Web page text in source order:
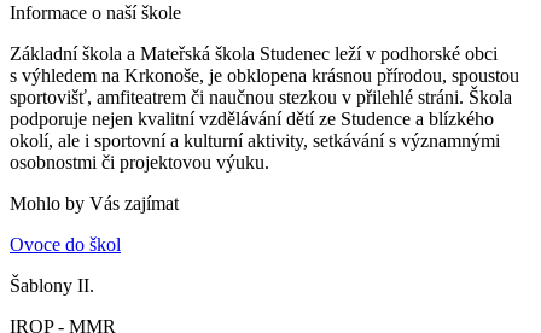
Informace o naší škole
Základní škola a Mateřská škola Studenec leží v podhorské obci
s výhledem na Krkonoše, je obklopena krásnou přírodou, spoustou
sportovišť, amfiteatrem či naučnou stezkou v přilehlé stráni. Škola
podporuje nejen kvalitní vzdělávání dětí ze Studence a blízkého
okolí, ale i sportovní a kulturní aktivity, setkávání s významnými
osobnostmi či projektovou výuku.
Mohlo by Vás zajímat
Ovoce do škol
Šablony II.
IROP - MMR